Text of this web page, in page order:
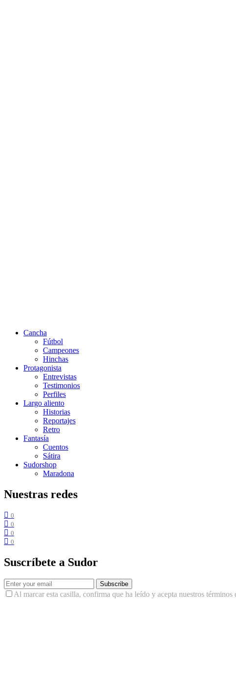
Cancha
Fútbol
Campeones
Hinchas
Protagonista
Entrevistas
Testimonios
Perfiles
Largo aliento
Historias
Reportajes
Retro
Fantasía
Cuentos
Sátira
Sudorshop
Maradona
Nuestras redes
0
0
0
0
Suscríbete a Sudor
Subscribe
Al marcar esta casilla, confirma que ha leído y acepta nuestros